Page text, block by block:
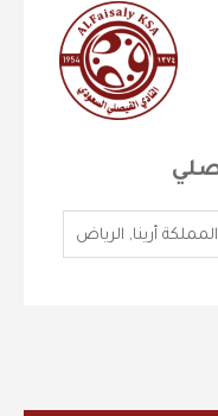
المملكة أرينا, الرياض